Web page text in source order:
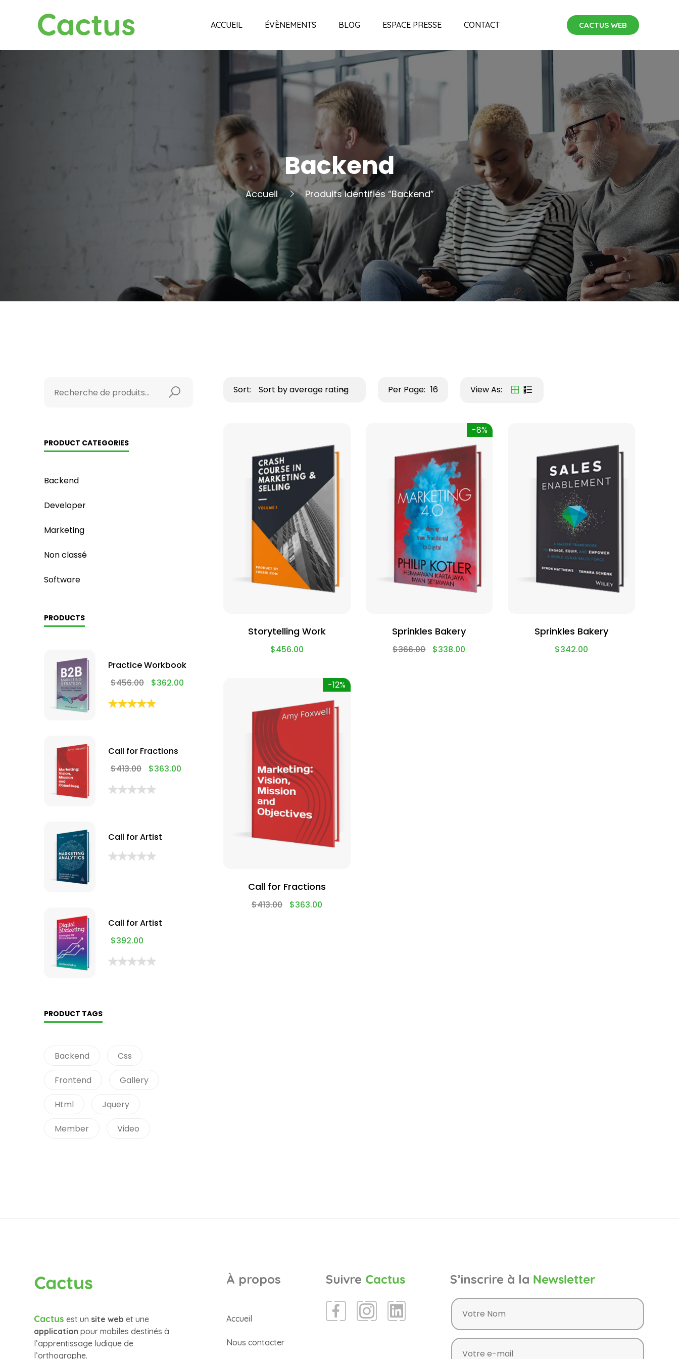
Cactus ACCUEIL ÉVÈNEMENTS BLOG ESPACE PRESSE CONTACT CACTUS WEB
Backend
Accueil Produits identifiés “Backend”
PRODUCT CATEGORIES
Backend
Developer
Marketing
Non classé
Software
PRODUCTS
Practice Workbook
$456.00 $362.00
Call for Fractions
$413.00 $363.00
Call for Artist
Call for Artist
$392.00
PRODUCT TAGS
Backend Css
Frontend Gallery
Html Jquery
Member Video
Sort: Sort by average rating Per Page: 16 View As:
Storytelling Work
$456.00
-8%
Sprinkles Bakery
$366.00 $338.00
Sprinkles Bakery
$342.00
-12%
Call for Fractions
$413.00 $363.00
Cactus
Cactus est un site web et une
application pour mobiles destinés à
l’apprentissage ludique de
l’orthographe.
À propos
Accueil
Nous contacter
Suivre Cactus S’inscrire à la Newsletter